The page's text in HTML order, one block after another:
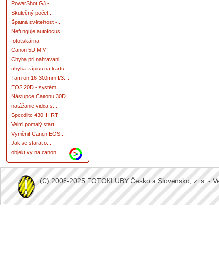
PowerShot G3 -...
Skutečný počet...
Špatná světelnost -...
Nefunguje autofocus...
fototiskárna
Canon 5D MIV
Chyba pri nahravani...
chyba zápisu na kartu
Tamron 16-300mm f/3....
EOS 20D - systém....
Nástupce Canonu 30D
natáčanie videa s...
Speedlite 430 III-RT
Velmi pomalý start...
Vyměnit Canon EOS...
Jak se starat o...
objektívy na canon...
(C) 2008-2025 FOTOKLUBY Česko a Slovensko, z. s. -